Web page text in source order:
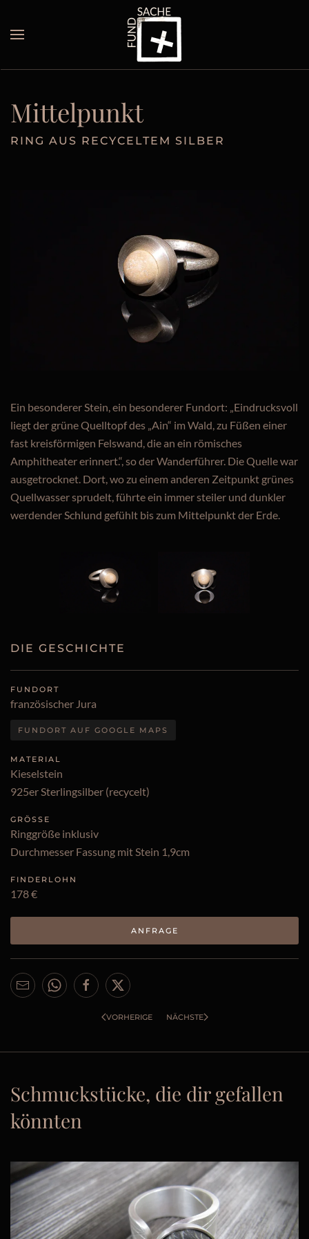
Mittelpunkt
RING AUS RECYCELTEM SILBER
Ein besonderer Stein, ein besonderer Fundort: „Eindrucksvoll
liegt der grüne Quelltopf des „Ain“ im Wald, zu Füßen einer
fast kreisförmigen Felswand, die an ein römisches
Amphitheater erinnert.“, so der Wanderführer. Die Quelle war
ausgetrocknet. Dort, wo zu einem anderen Zeitpunkt grünes
Quellwasser sprudelt, führte ein immer steiler und dunkler
werdender Schlund gefühlt bis zum Mittelpunkt der Erde.
DIE GESCHICHTE
FUNDORT
französischer Jura
FUNDORT AUF GOOGLE MAPS
MATERIAL
Kieselstein
925er Sterlingsilber (recycelt)
GRÖSSE
Ringgröße inklusiv
Durchmesser Fassung mit Stein 1,9cm
FINDERLOHN
178 €
ANFRAGE
VORHERIGE NÄCHSTE
Schmuckstücke, die dir gefallen
könnten